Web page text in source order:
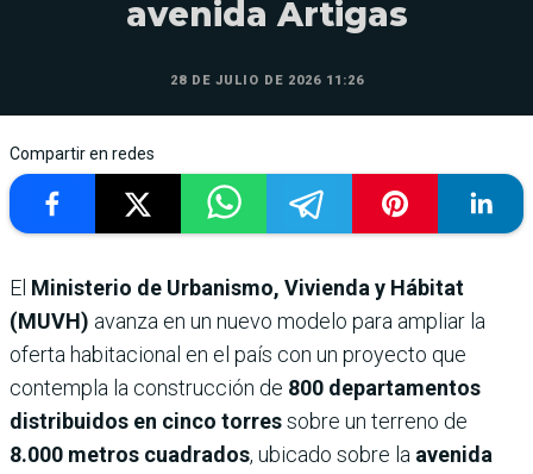
avenida Artigas
28 DE JULIO DE 2026 11:26
Compartir en redes
El Ministerio de Urbanismo, Vivienda y Hábitat
(MUVH) avanza en un nuevo modelo para ampliar la
oferta habitacional en el país con un proyecto que
contempla la construcción de 800 departamentos
distribuidos en cinco torressobre un terreno de
8.000 metros cuadrados, ubicado sobre la avenida